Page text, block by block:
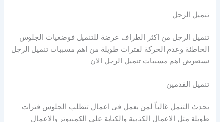
تنميل الرجل
تنميل الرجل من اكثر الطراف عرضة للتنميل فوضعيات الجلوس
الخاطئة وعدم الحركة لفترات طويلة من اهم مسببات تنميل الرجل
نستعرض اهم مسببات تنميل الرجل الان
تنميل القدمين
يحدث التنمل غالباً لمن يعمل فى اعمال تتطلب الجلوس فترات
طويلة مثل الاعمال الكتابية والكتابة على الكمبيوتر والاعمال